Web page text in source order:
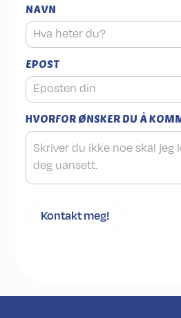
NAVN
EPOST
HVORFOR ØNSKER DU Å